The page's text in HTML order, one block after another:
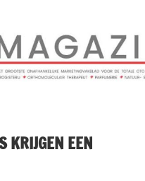
KRIJGEN EEN